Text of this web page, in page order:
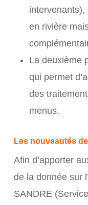
intervenants),
en rivière
La deuxième
qui permet
des
menus.
Les nouveautés
Afin d’apporter
de la donnée sur
SANDRE